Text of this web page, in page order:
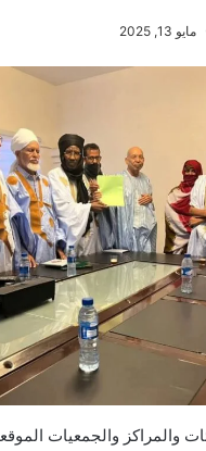
مايو 13, 2025
والمراكز والجمعيات